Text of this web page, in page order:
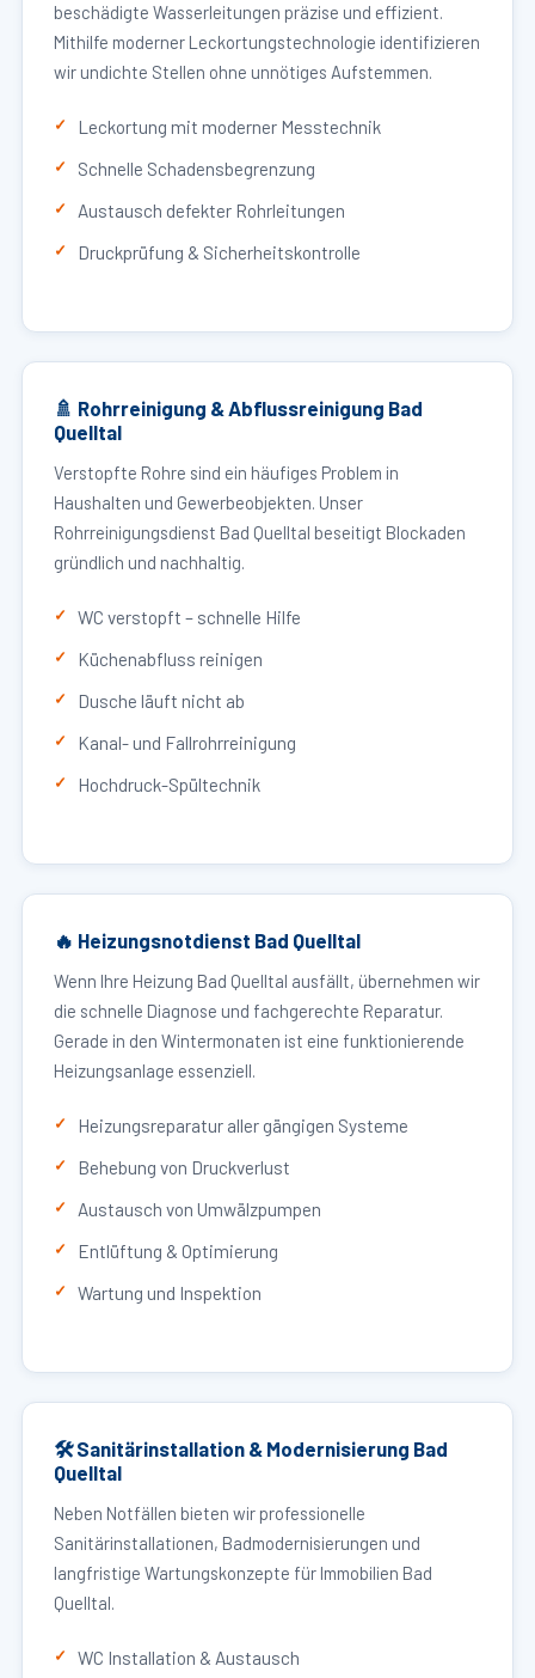
beschädigte Wasserleitungen präzise und effizient.
Mithilfe moderner Leckortungstechnologie identifizieren
wir undichte Stellen ohne unnötiges Aufstemmen.
Leckortung mit moderner Messtechnik
Schnelle Schadensbegrenzung
Austausch defekter Rohrleitungen
Druckprüfung & Sicherheitskontrolle
🚿 Rohrreinigung & Abflussreinigung Bad
Quelltal
Verstopfte Rohre sind ein häufiges Problem in
Haushalten und Gewerbeobjekten. Unser
Rohrreinigungsdienst Bad Quelltal beseitigt Blockaden
gründlich und nachhaltig.
WC verstopft – schnelle Hilfe
Küchenabfluss reinigen
Dusche läuft nicht ab
Kanal- und Fallrohrreinigung
Hochdruck-Spültechnik
🔥 Heizungsnotdienst Bad Quelltal
Wenn Ihre Heizung Bad Quelltal ausfällt, übernehmen wir
die schnelle Diagnose und fachgerechte Reparatur.
Gerade in den Wintermonaten ist eine funktionierende
Heizungsanlage essenziell.
Heizungsreparatur aller gängigen Systeme
Behebung von Druckverlust
Austausch von Umwälzpumpen
Entlüftung & Optimierung
Wartung und Inspektion
🛠 Sanitärinstallation & Modernisierung Bad
Quelltal
Neben Notfällen bieten wir professionelle
Sanitärinstallationen, Badmodernisierungen und
langfristige Wartungskonzepte für Immobilien Bad
Quelltal.
WC Installation & Austausch